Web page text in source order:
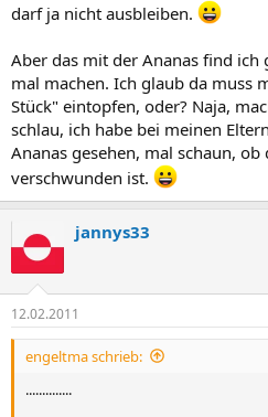
darf ja nicht ausbleiben.
Aber das mit der Ananas find
mal machen. Ich glaub da muss
Stück" eintopfen, oder? Naja,
schlau, ich habe bei meinen
Ananas gesehen, mal schaun,
verschwunden ist.
jannys33
12.02.2011
engeltma schrieb:
..............